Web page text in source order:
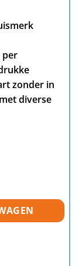
per
zonder in
diverse